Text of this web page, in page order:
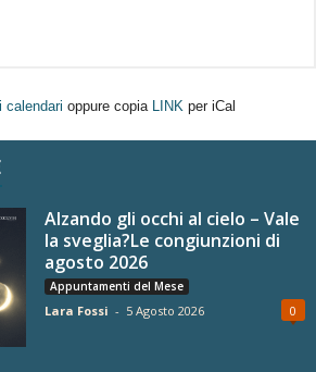
calendari oppure copia LINK per iCal
Alzando gli occhi al cielo – Vale
la sveglia?Le congiunzioni di
agosto 2026
Appuntamenti del Mese
Lara Fossi - 5 Agosto 2026 0